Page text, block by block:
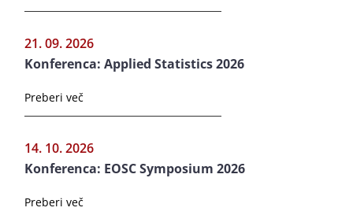
21. 09. 2026
Konferenca: Applied Statistics 2026
Preberi več
14. 10. 2026
Konferenca: EOSC Symposium 2026
Preberi več